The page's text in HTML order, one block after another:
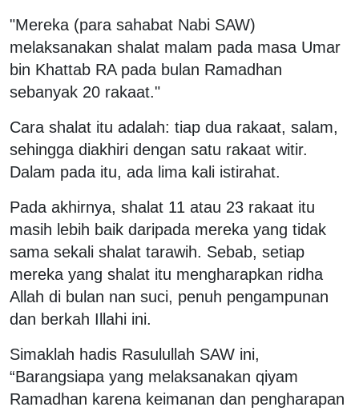
"Mereka (para sahabat Nabi SAW)
melaksanakan shalat malam pada masa Umar
bin Khattab RA pada bulan Ramadhan
sebanyak 20 rakaat."
Cara shalat itu adalah: tiap dua rakaat, salam,
sehingga diakhiri dengan satu rakaat witir.
Dalam pada itu, ada lima kali istirahat.
Pada akhirnya, shalat 11 atau 23 rakaat itu
masih lebih baik daripada mereka yang tidak
sama sekali shalat tarawih. Sebab, setiap
mereka yang shalat itu mengharapkan ridha
Allah di bulan nan suci, penuh pengampunan
dan berkah Illahi ini.
Simaklah hadis Rasulullah SAW ini,
“Barangsiapa yang melaksanakan qiyam
Ramadhan karena keimanan dan pengharapan